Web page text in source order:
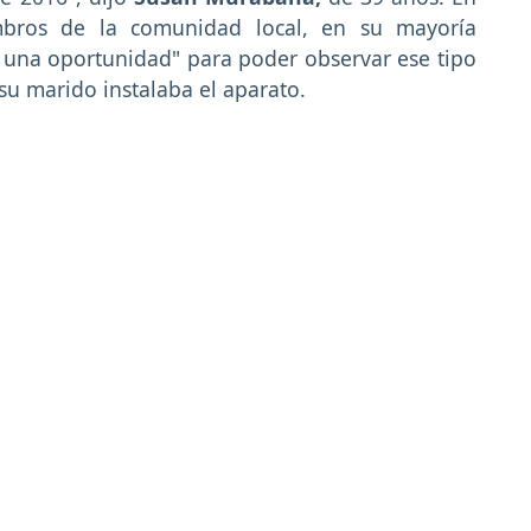
de la comunidad local, en su mayoría
oportunidad" para poder observar ese tipo
marido instalaba el aparato.